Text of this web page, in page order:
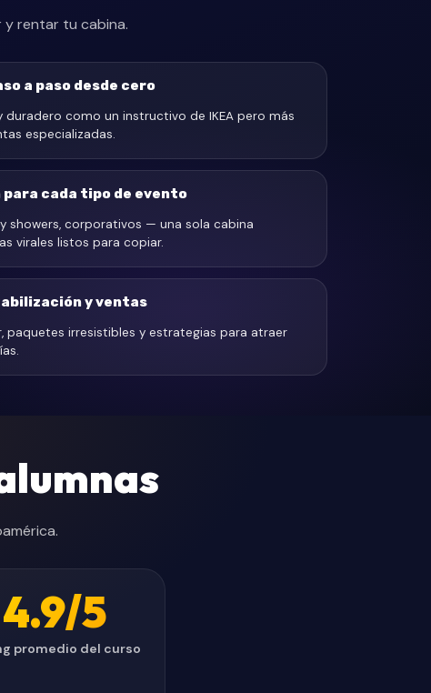
rentar tu cabina.
a paso desde cero
duradero como un instructivo de IKEA pero más
especializadas.
cada tipo de evento
showers, corporativos — una sola cabina
virales listos para copiar.
y ventas
paquetes irresistibles y estrategias para atraer
4.9/5
promedio del curso